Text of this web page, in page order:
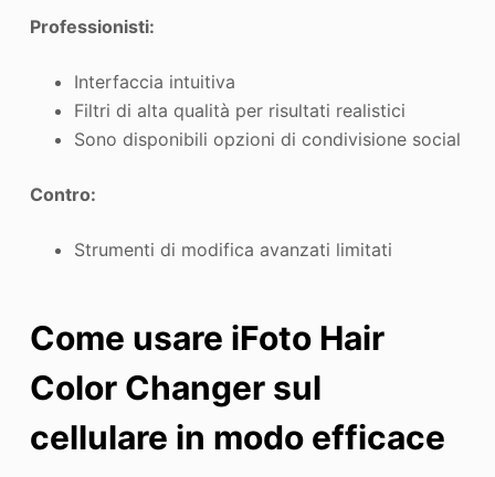
Professionisti:
Interfaccia intuitiva
Filtri di alta qualità per risultati realistici
Sono disponibili opzioni di condivisione social
Contro:
Strumenti di modifica avanzati limitati
Come usare iFoto Hair
Color Changer sul
cellulare in modo efficace